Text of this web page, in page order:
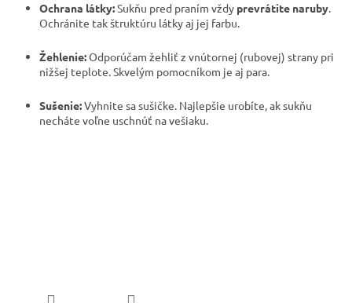
Ochrana látky:Sukňu pred praním vždy prevrátite naruby.
Ochránite tak štruktúru látky aj jej farbu.
Žehlenie:Odporúčam žehliť z vnútornej (rubovej) strany pri
nižšej teplote. Skvelým pomocníkom je aj para.
Sušenie:Vyhnite sa sušičke. Najlepšie urobíte, ak sukňu
necháte voľne uschnúť na vešiaku.